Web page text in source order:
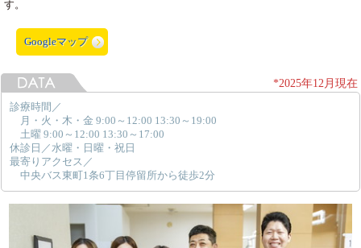
す。
Googleマップ
*2025年12月現在
診療時間／
月・火・木・金 9:00～12:00 13:30～19:00
土曜 9:00～12:00 13:30～17:00
休診日／水曜・日曜・祝日
最寄りアクセス／
中央バス東町1条6丁目停留所から徒歩2分